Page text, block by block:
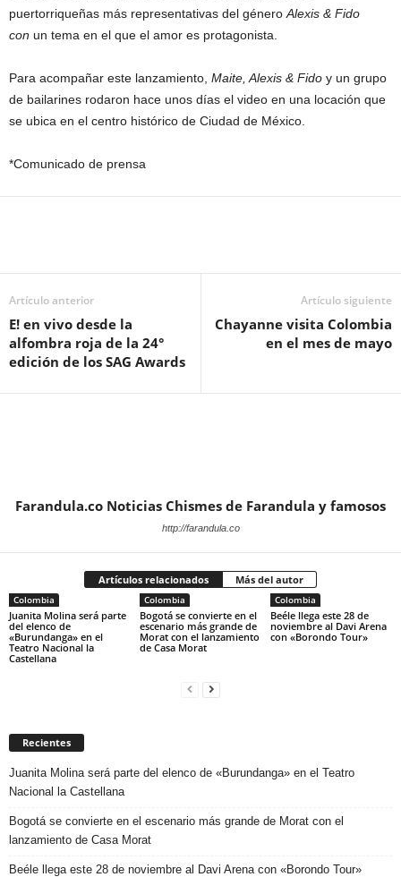
puertorriqueñas más representativas del género Alexis & Fido
con un tema en el que el amor es protagonista.
Para acompañar este lanzamiento, Maite, Alexis & Fido y un grupo
de bailarines rodaron hace unos días el video en una locación que
se ubica en el centro histórico de Ciudad de México.
*Comunicado de prensa
Artículo anterior
E! en vivo desde la
alfombra roja de la 24°
edición de los SAG Awards
Artículo siguiente
Chayanne visita Colombia
en el mes de mayo
Farandula.co Noticias Chismes de Farandula y famosos
http://farandula.co
Artículos relacionados Más del autor
Colombia
Juanita Molina será parte
del elenco de
«Burundanga» en el
Teatro Nacional la
Castellana
Colombia
Bogotá se convierte en el
escenario más grande de
Morat con el lanzamiento
de Casa Morat
Colombia
Beéle llega este 28 de
noviembre al Davi Arena
con «Borondo Tour»
Recientes
Juanita Molina será parte del elenco de «Burundanga» en el Teatro
Nacional la Castellana
Bogotá se convierte en el escenario más grande de Morat con el
lanzamiento de Casa Morat
Beéle llega este 28 de noviembre al Davi Arena con «Borondo Tour»